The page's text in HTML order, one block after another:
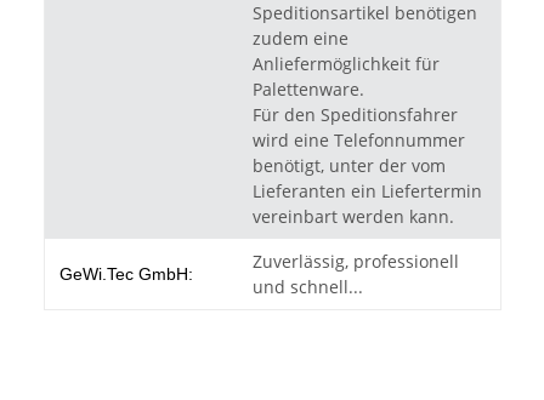
Speditionsartikel benötigen
zudem eine
Anliefermöglichkeit für
Palettenware.
Für den Speditionsfahrer
wird eine Telefonnummer
benötigt, unter der vom
Lieferanten ein Liefertermin
vereinbart werden kann.
GeWi.Tec GmbH:
Zuverlässig, professionell
und schnell...